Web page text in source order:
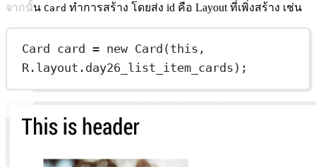
จากนั้น Card ทำการสร้าง โดยส่ง id คือ Layout ที่เพิ่งสร้าง เช่น
Card card = new Card(this,
R.layout.day26_list_item_cards);